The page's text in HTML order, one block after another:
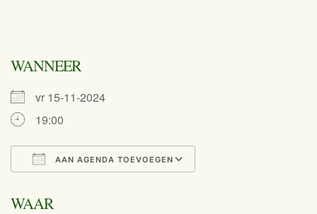
WANNEER
vr 15-11-2024
19:00
AAN AGENDA TOEVOEGEN
WAAR